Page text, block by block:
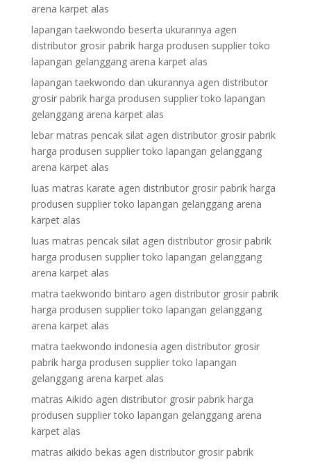
arena karpet alas
lapangan taekwondo beserta ukurannya agen
distributor grosir pabrik harga produsen supplier toko
lapangan gelanggang arena karpet alas
lapangan taekwondo dan ukurannya agen distributor
grosir pabrik harga produsen supplier toko lapangan
gelanggang arena karpet alas
lebar matras pencak silat agen distributor grosir pabrik
harga produsen supplier toko lapangan gelanggang
arena karpet alas
luas matras karate agen distributor grosir pabrik harga
produsen supplier toko lapangan gelanggang arena
karpet alas
luas matras pencak silat agen distributor grosir pabrik
harga produsen supplier toko lapangan gelanggang
arena karpet alas
matra taekwondo bintaro agen distributor grosir pabrik
harga produsen supplier toko lapangan gelanggang
arena karpet alas
matra taekwondo indonesia agen distributor grosir
pabrik harga produsen supplier toko lapangan
gelanggang arena karpet alas
matras Aikido agen distributor grosir pabrik harga
produsen supplier toko lapangan gelanggang arena
karpet alas
matras aikido bekas agen distributor grosir pabrik